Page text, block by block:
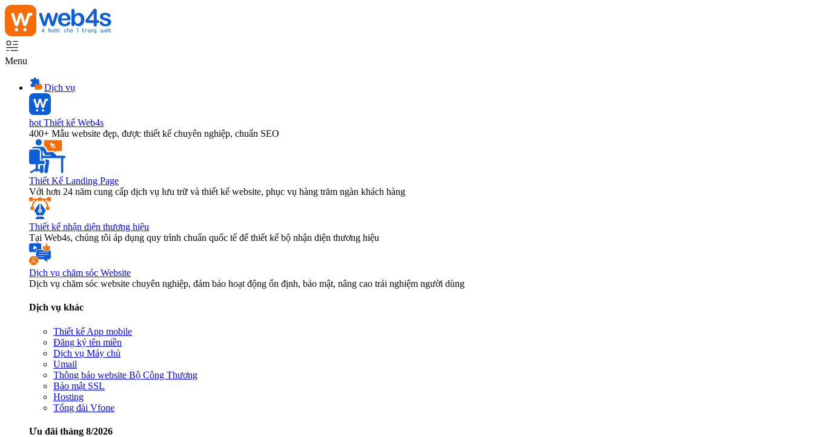
Menu
Dịch vụ
hot Thiết kế Web4s
400+ Mẫu website đẹp, được thiết kế chuyên nghiệp, chuẩn SEO
Thiết Kế Landing Page
Với hơn 24 năm cung cấp dịch vụ lưu trữ và thiết kế website, phục vụ hàng trăm ngàn khách hàng
Thiết kế nhận diện thương hiệu
Tại Web4s, chúng tôi áp dụng quy trình chuẩn quốc tế để thiết kế bộ nhận diện thương hiệu
Dịch vụ chăm sóc Website
Dịch vụ chăm sóc website chuyên nghiệp, đảm bảo hoạt động ổn định, bảo mật, nâng cao trải nghiệm người dùng
Dịch vụ khác
Thiết kế App mobile
Đăng ký tên miền
Dịch vụ Máy chủ
Umail
Thông báo website Bộ Công Thương
Bảo mật SSL
Hosting
Tổng đài Vfone
Ưu đãi tháng 8/2026